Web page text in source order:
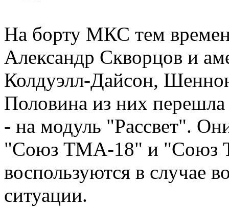
На борту МКС тем
Александр Скворцов и
Колдуэлл-Дайсон,
Половина из них
- на модуль "Рассвет".
"Союз ТМА-18" и "Союз
воспользуются в случае
ситуации.